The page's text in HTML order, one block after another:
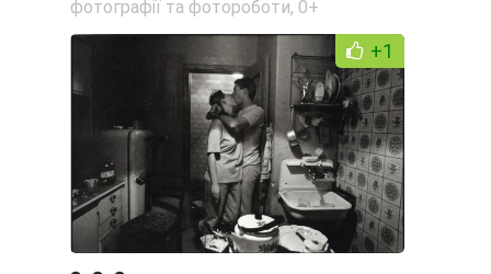
фотографії та фотороботи, 0+
+1